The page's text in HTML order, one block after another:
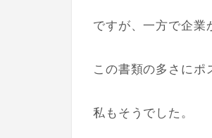
ですが、一方で企業
この書類の多さにポ
私もそうでした。